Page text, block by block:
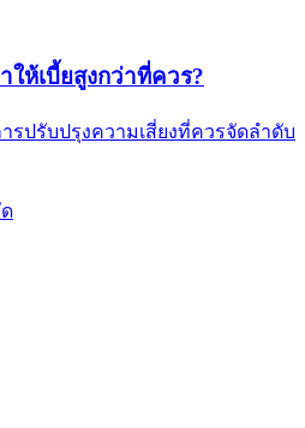
ให้เบี้ยสูงกว่าที่ควร?
รปรับปรุงความเสี่ยงที่ควรจัดลำดับ